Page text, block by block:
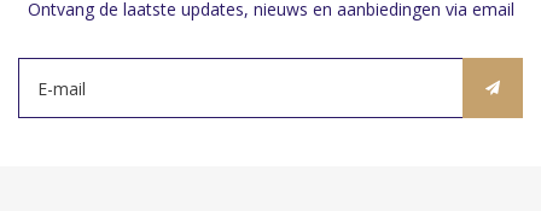
Ontvang de laatste updates, nieuws en aanbiedingen via email